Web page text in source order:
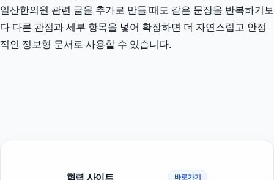
일산한의원 관련 글을 추가로 만들 때도 같은 문장을 반복하기보
다 다른 관점과 세부 항목을 넣어 확장하면 더 자연스럽고 안정
적인 정보형 문서로 사용할 수 있습니다.
협력 사이트 바로가기